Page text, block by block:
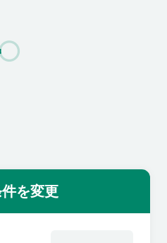
問
企業の担当者様
を変更